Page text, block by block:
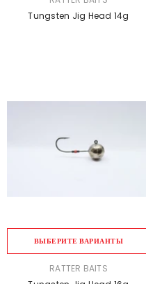
Tungsten Jig Head 14g
ВЫБЕРИТЕ ВАРИАНТЫ
ПРОДАВЕЦ:RATTER BAITS